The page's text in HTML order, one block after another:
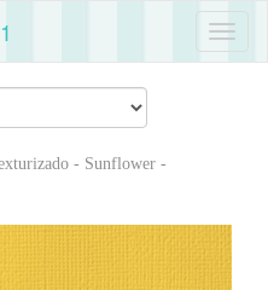
- Sunflower -